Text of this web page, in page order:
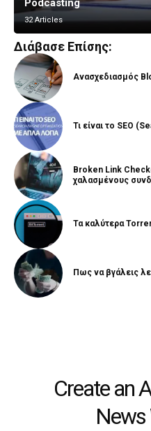
Podcasting
32 Articles
Vlogging
8 Articles
Διάβασε Επίσης:
Ανασχεδιασμός
Τι είναι το SEO
Broken Link
χαλασμένους
Τα καλύτερα
Πως να βγάλεις
Create an
News